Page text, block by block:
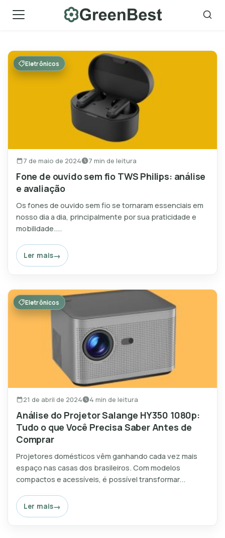
Eletrônicos
7 de maio de 2024 7 min de leitura
Fone de ouvido sem fio TWS Philips: análise
e avaliação
Os fones de ouvido sem fio se tornaram essenciais em
nosso dia a dia, principalmente por sua praticidade e
mobilidade....
Ler mais
Eletrônicos
21 de abril de 2024 4 min de leitura
Análise do Projetor Salange HY350 1080p:
Tudo o que Você Precisa Saber Antes de
Comprar
Projetores domésticos vêm ganhando cada vez mais
espaço nas casas dos brasileiros. Com modelos
compactos e acessíveis, é possível transformar...
Ler mais